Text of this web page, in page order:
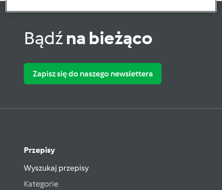
Bądźna bieżąco
Zapisz się do naszego newslettera
Przepisy
Wyszukaj przepisy
Kategorie